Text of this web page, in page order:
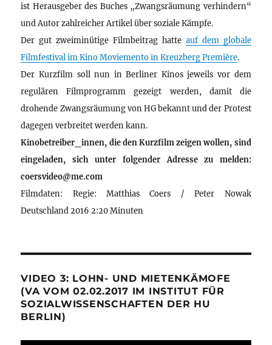
ist Herausgeber des Buches „Zwangsräumung verhindern“
und Autor zahlreicher Artikel über soziale Kämpfe.
Der gut zweiminütige Filmbeitrag hatte auf dem globale
Filmfestival im Kino Moviemento in Kreuzberg Première.
Der Kurzfilm soll nun in Berliner Kinos jeweils vor dem
regulären Filmprogramm gezeigt werden, damit die
drohende Zwangsräumung von HG bekannt und der Protest
dagegen verbreitet werden kann.
Kinobetreiber_innen, die den Kurzfilm zeigen wollen, sind
eingeladen, sich unter folgender Adresse zu melden:
coersvideo@me.com
Filmdaten: Regie: Matthias Coers / Peter Nowak
Deutschland 2016 2:20 Minuten
VIDEO 3: LOHN- UND MIETENKÄMOFE
(VA VOM 02.02.2017 IM INSTITUT FÜR
SOZIALWISSENSCHAFTEN DER HU
BERLIN)